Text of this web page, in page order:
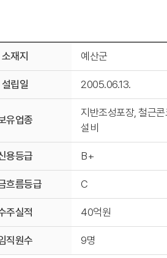
소재지 예산군
설립일 2005.06.13.
유업종
지반조성포장, 철근
설비
용등급 B+
흐름등급 C
주실적 40억원
직원수 9명